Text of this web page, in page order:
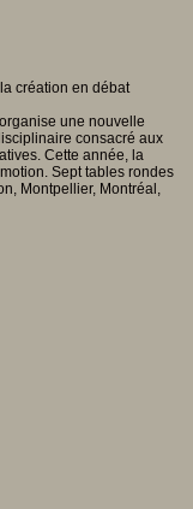
une nouvelle
consacré aux
Cette année, la
Sept tables rondes
Montpellier, Montréal,